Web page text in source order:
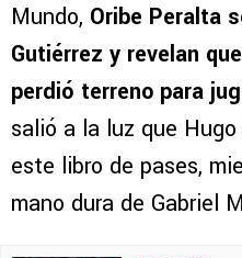
Mundo, Oribe Peralta
Gutiérrez y revelan que
perdió terreno para
salió a la luz que
este libro de pases,
mano dura de Gabriel